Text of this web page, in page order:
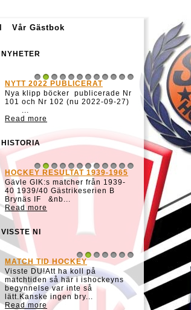
Vår Gästbok
NYHETER
1 2 3 4 5 6 7 8 9
NYTT 2022 PUBLICERAT
Nya klipp böcker publicerade Nr
101 och Nr 102 (nu 2022-09-27)
...
Read more
HISTORIA
1 2 3 4 5 6 7 8 9 101112
HOCKEY RESULTAT 1939-1965
Gävle GIK:s matcher från 1939-
40 1939/40 Gästrikeserien B
Brynäs IF &nb...
Read more
VISSTE NI
1 2 3 4 5 6
MATCH TID HOCKEY
Visste DU!Att ha koll på
matchtiden så här i ishockeyns
begynnelse var inte så
lätt.Kanske ingen bry...
Read more